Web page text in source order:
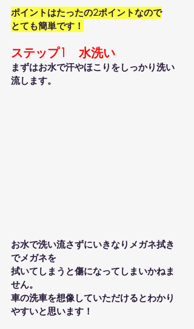
ポイントはたったの2ポイントなので
とても簡単です！
ステップ1　水洗い
まずはお水で汗やほこりをしっかり洗い
流します。
お水で洗い流さずにいきなりメガネ拭き
でメガネを
拭いてしまうと傷になってしまいかねま
せん。
車の洗車を想像していただけるとわかり
やすいと思います！